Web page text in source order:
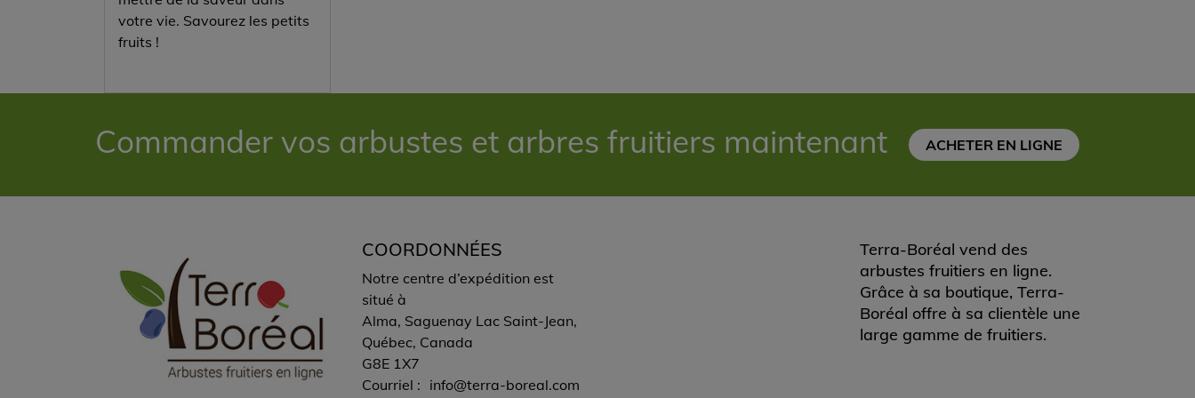
votre vie. Savourez les petits
fruits !
Commander vos arbustes et arbres fruitiers maintenant ACHETER EN LIGNE
COORDONNÉES
Notre centre d’expédition est
situé à
Alma, Saguenay Lac Saint-Jean,
Québec, Canada
G8E 1X7
Courriel : info@terra-boreal.com
Terra-Boréal vend des
arbustes fruitiers en ligne.
Grâce à sa boutique, Terra-
Boréal offre à sa clientèle une
large gamme de fruitiers.